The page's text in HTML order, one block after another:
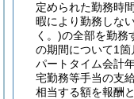
定められた勤務時間
暇により勤務しな
く。)の全部を勤務
の期間について1
パートタイム会計
宅勤務等手当の支
相当する額を報酬